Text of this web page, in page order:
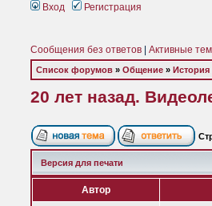
Вход Регистрация
Сообщения без ответов Активные
Список форумов » Общение »
20 лет назад.
Версия для печати
Автор